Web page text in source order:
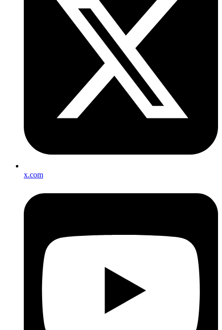
x.com